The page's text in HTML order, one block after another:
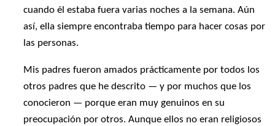
cuando él estaba fuera varias noches a la semana. Aún
así, ella siempre encontraba tiempo para hacer cosas por
las personas.
Mis padres fueron amados prácticamente por todos los
otros padres que he descrito — y por muchos que los
conocieron — porque eran muy genuinos en su
preocupación por otros. Aunque ellos no eran religiosos